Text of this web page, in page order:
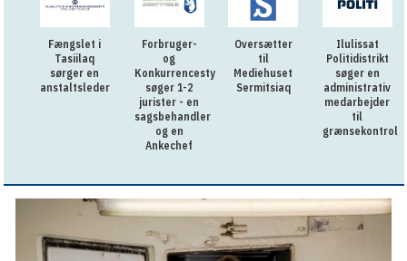
Fængslet i
Tasiilaq
sørger en
anstaltsleder
Forbruger-
og
Konkurrencestyrelsen
søger 1-2
jurister - en
sagsbehandler
og en
Ankechef
Oversætter
til
Mediehuset
Sermitsiaq
Ilulissat
Politidistrikt
søger en
administrativ
medarbejder
til
grænsekontrol